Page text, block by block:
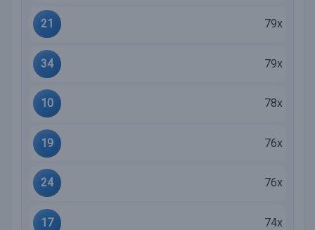
21 79x
34 79x
10 78x
19 76x
24 76x
17 74x